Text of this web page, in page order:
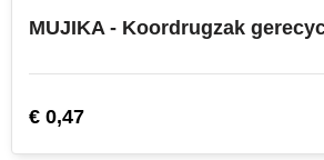
MUJIKA - Koordrugzak
€ 0,47